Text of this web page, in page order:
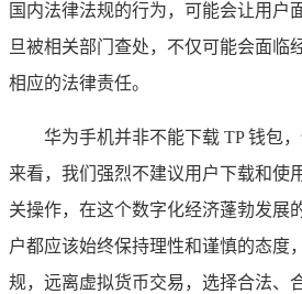
国内法律法规的行为，可能会让用户
旦被相关部门查处，不仅可能会面临
相应的法律责任。
华为手机并非不能下载 TP 钱包
来看，我们强烈不建议用户下载和使
关操作，在这个数字化经济蓬勃发展
户都应该始终保持理性和谨慎的态度
规，远离虚拟货币交易，选择合法、